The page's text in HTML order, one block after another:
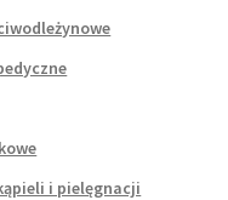
i pielęgnacji